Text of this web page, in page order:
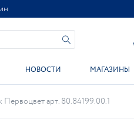
НОВОСТИ МАГАЗИНЫ
арт. 80.84199.00.1